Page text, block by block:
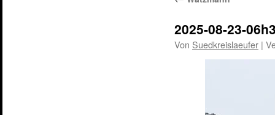
2025-08-23-
Von Suedkreislaeufer |